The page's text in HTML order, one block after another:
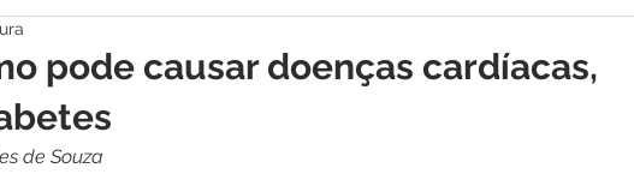
Ortopedia
pode causar doenças cardíacas,
de Souza